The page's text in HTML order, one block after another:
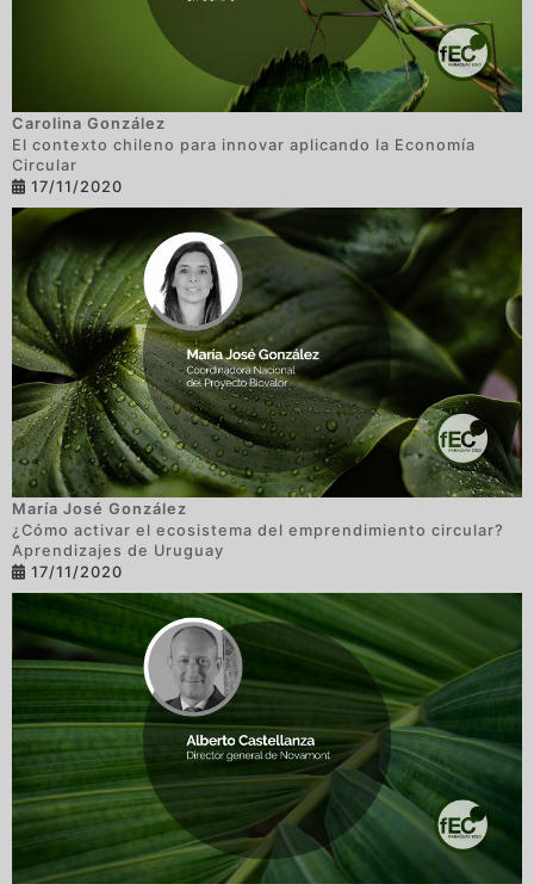
Carolina González
El contexto chileno para innovar aplicando la Economía
Circular
17/11/2020
María José González
¿Cómo activar el ecosistema del emprendimiento circular?
Aprendizajes de Uruguay
17/11/2020